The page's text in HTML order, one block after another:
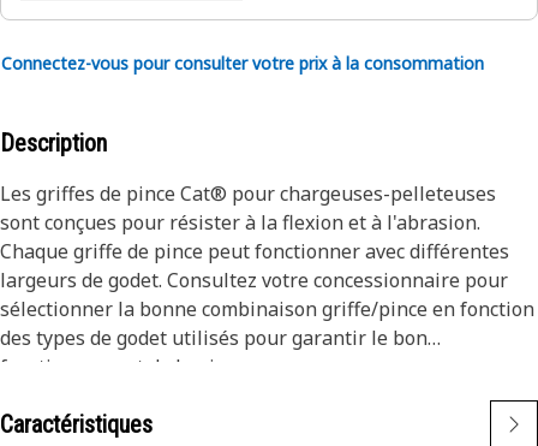
Connectez-vous pour consulter votre prix à la consommation
Description
Les griffes de pince Cat® pour chargeuses-pelleteuses
sont conçues pour résister à la flexion et à l'abrasion.
Chaque griffe de pince peut fonctionner avec différentes
largeurs de godet. Consultez votre concessionnaire pour
sélectionner la bonne combinaison griffe/pince en fonction
des types de godet utilisés pour garantir le bon
fonctionnement de la pince.
Caractéristiques